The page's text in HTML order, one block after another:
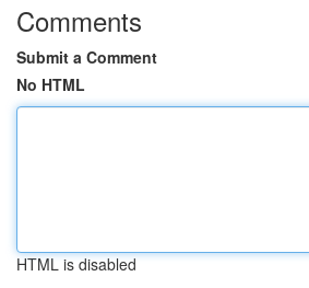
Comments
Submit a Comment
No HTML
HTML is disabled